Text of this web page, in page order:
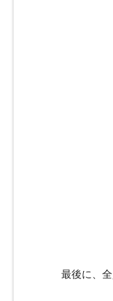
最後に、全